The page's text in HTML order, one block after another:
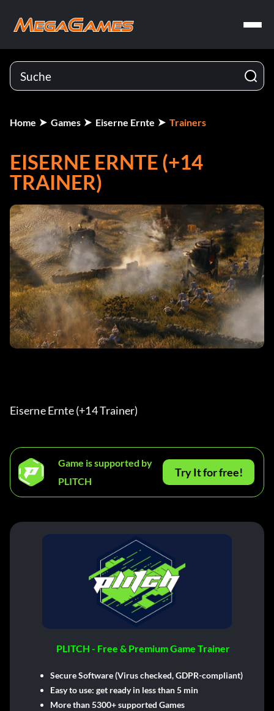
Home Games Eiserne Ernte Trainers
EISERNE ERNTE (+14
TRAINER)
Eiserne Ernte (+14 Trainer)
Game is supported by
PLITCH
Try It for free!
PLITCH - Free & Premium Game Trainer
Secure Software (Virus checked, GDPR-compliant)
Easy to use: get ready in less than 5 min
More than 5300+ supported Games